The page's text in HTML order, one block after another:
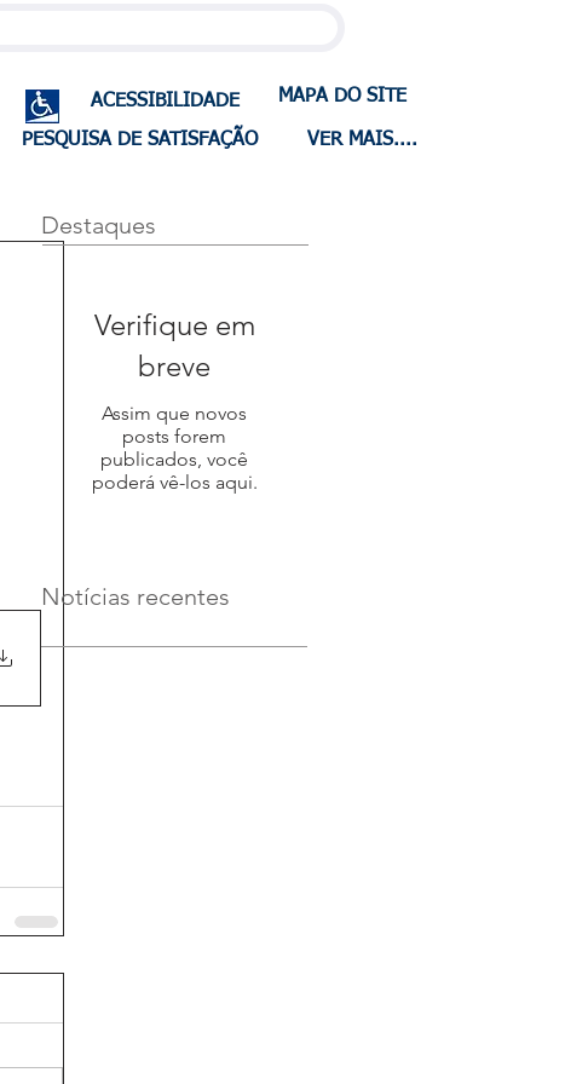
ACESSIBILIDADE MAPA DO SITE
PESQUISA DE SATISFAÇÃO VER MAIS....
Destaques
Verifique em
breve
Assim que novos
posts forem
publicados, você
poderá vê-los aqui.
Notícias recentes